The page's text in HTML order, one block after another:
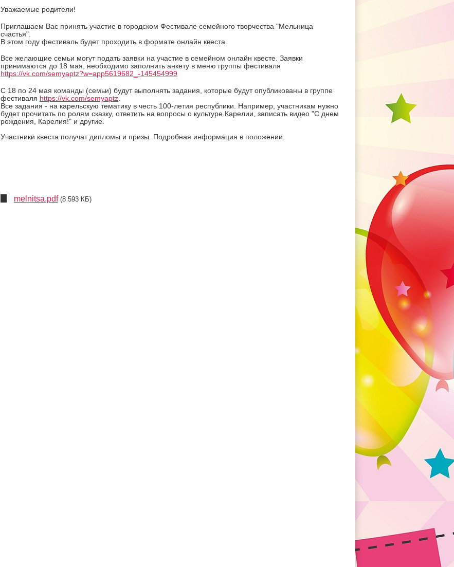
Уважаемые родители!
Приглашаем Вас принять участие в городском Фестивале семейного творчества "Мельница
счастья".
В этом году фестиваль будет проходить в формате онлайн квеста.
Все желающие семьи могут подать заявки на участие в семейном онлайн квесте. Заявки
принимаются до 18 мая, необходимо заполнить анкету в меню группы фестиваля
https://vk.com/semyaptz?w=app5619682_-145454999
С 18 по 24 мая команды (семьи) будут выполнять задания, которые будут опубликованы в группе
фестиваля https://vk.com/semyaptz.
Все задания - на карельскую тематику в честь 100-летия республики. Например, участникам нужно
будет прочитать по ролям сказку, ответить на вопросы о культуре Карелии, записать видео "С днем
рождения, Карелия!" и другие.
Участники квеста получат дипломы и призы. Подробная информация в положении.
melnitsa.pdf (8 593 КБ)